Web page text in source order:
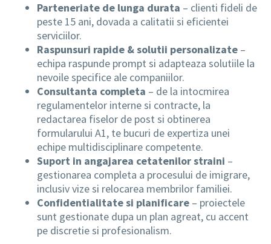
Parteneriate de lunga durata – clienti fideli de
peste 15 ani, dovada a calitatii si eficientei
serviciilor.
Raspunsuri rapide & solutii personalizate –
echipa raspunde prompt si adapteaza solutiile la
nevoile specifice ale companiilor.
Consultanta completa – de la intocmirea
regulamentelor interne si contracte, la
redactarea fiselor de post si obtinerea
formularului A1, te bucuri de expertiza unei
echipe multidisciplinare competente.
Suport in angajarea cetatenilor straini –
gestionarea completa a procesului de imigrare,
inclusiv vize si relocarea membrilor familiei.
Confidentialitate si planificare – proiectele
sunt gestionate dupa un plan agreat, cu accent
pe discretie si profesionalism.